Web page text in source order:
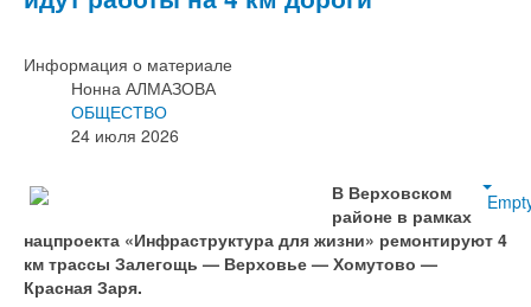
Информация о материале
Нонна АЛМАЗОВА
ОБЩЕСТВО
24 июля 2026
В Верховском
районе в рамках
нацпроекта «Инфраструктура для жизни» ремонтируют 4
км трассы Залегощь — Верховье — Хомутово —
Красная Заря.